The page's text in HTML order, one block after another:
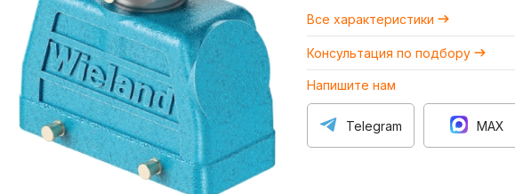
Все характеристики
Консультация по подбору
Напишите нам
Telegram MAX